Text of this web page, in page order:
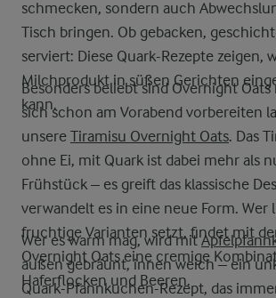
schmecken, sondern auch
Tisch bringen. Ob gebacken,
serviert: Diese Quark-Rezepte zeigen,
Milchprodukt in süßen Gerichten
kann.
Besonders beliebt sind Overnight
sich schon am Vorabend vorbereiten
unsere Tiramisu Overnight Oats. Das
ohne Ei, mit Quark ist dabei mehr als
Frühstück – es greift das klassische
verwandelt es in eine neue Form. Wer
fruchtige Varianten setzt, findet mit
Overnight Oats eine cremige
Haferflocken und Beeren.
Wer es warm mag, wird mit
außen gebräunt, innen weich – ein
Quark-Pfannkuchen-Rezept, das